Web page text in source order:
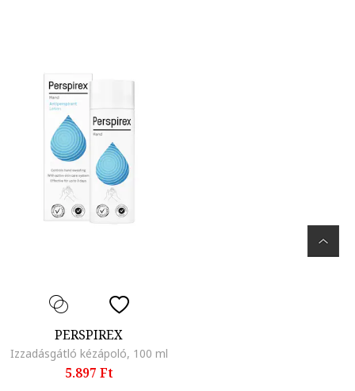
PERSPIREX
Izzadásgátló kézápoló, 100 ml
5.897 Ft